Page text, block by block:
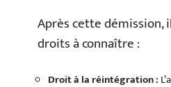
Après cette démission,
droits à connaître :
Droit à la réintégration :